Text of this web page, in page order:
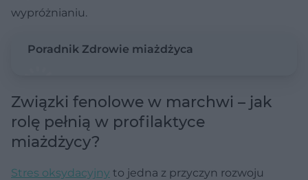
wypróżnianiu.
Poradnik Zdrowie miażdżyca
Związki fenolowe w marchwi – jak
rolę pełnią w profilaktyce
miażdżycy?
Stres oksydacyjny to jedna z przyczyn rozwoju